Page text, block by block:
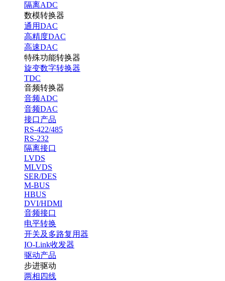
隔离ADC
数模转换器
通用DAC
高精度DAC
高速DAC
特殊功能转换器
旋变数字转换器
TDC
音频转换器
音频ADC
音频DAC
接口产品
RS-422/485
RS-232
隔离接口
LVDS
MLVDS
SER/DES
M-BUS
HBUS
DVI/HDMI
音频接口
电平转换
开关及多路复用器
IO-Link收发器
驱动产品
步进驱动
两相四线